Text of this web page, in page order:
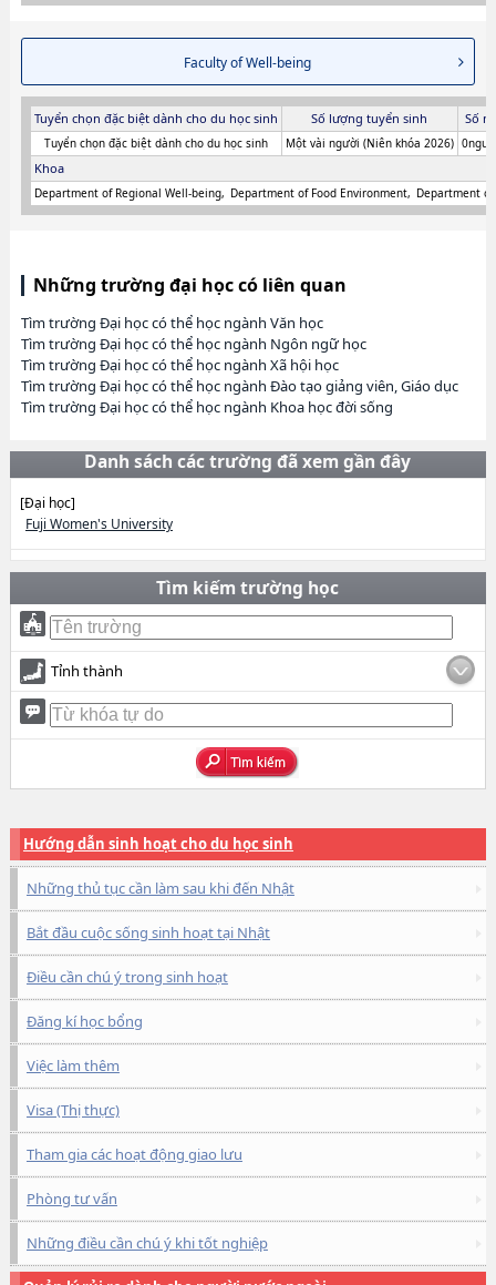
Faculty of Well-being
Tuyển chọn đặc biệt dành cho du học sinh Số lượng tuyển sinh Số
Tuyển chọn đặc biệt dành cho du học sinh Một vài người (Niên khóa 2026)
Khoa
Department of Regional Well-being Department of Food Environment Department
Những trường đại học có liên quan
Tìm trường Đại học có thể học ngành Văn học
Tìm trường Đại học có thể học ngành Ngôn ngữ học
Tìm trường Đại học có thể học ngành Xã hội học
Tìm trường Đại học có thể học ngành Đào tạo giảng viên, Giáo dục
Tìm trường Đại học có thể học ngành Khoa học đời sống
Danh sách các trường đã xem gần đây
[Đại học]
Fuji Women's University
Tìm kiếm trường học
Tỉnh thành
Hướng dẫn sinh hoạt cho du học sinh
Những thủ tục cần làm sau khi đến Nhật
Bắt đầu cuộc sống sinh hoạt tại Nhật
Điều cần chú ý trong sinh hoạt
Đăng kí học bổng
Việc làm thêm
Visa (Thị thực)
Tham gia các hoạt động giao lưu
Phòng tư vấn
Những điều cần chú ý khi tốt nghiệp